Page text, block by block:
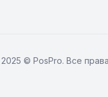
2025 © PosPro. Все